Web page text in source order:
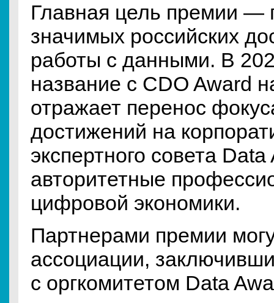
Главная цель премии —
значимых российских
работы с данными. В
название с CDO Award
отражает перенос
достижений на
экспертного совета
авторитетные
цифровой экономики.
Партнерами премии
ассоциации,
с оргкомитетом Data